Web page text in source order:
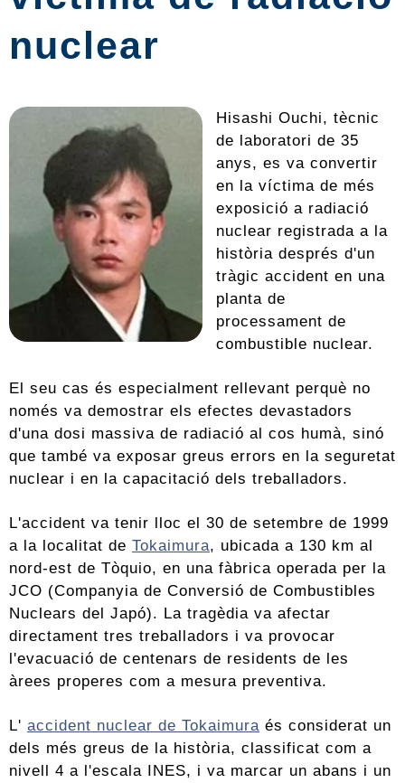
nuclear
Hisashi Ouchi, tècnic
de laboratori de 35
anys, es va convertir
en la víctima de més
exposició a radiació
nuclear registrada a la
història després d'un
tràgic accident en una
planta de
processament de
combustible nuclear.
El seu cas és especialment rellevant perquè no
només va demostrar els efectes devastadors
d'una dosi massiva de radiació al cos humà, sinó
que també va exposar greus errors en la seguretat
nuclear i en la capacitació dels treballadors.
L'accident va tenir lloc el 30 de setembre de 1999
a la localitat de Tokaimura, ubicada a 130 km al
nord-est de Tòquio, en una fàbrica operada per la
JCO (Companyia de Conversió de Combustibles
Nuclears del Japó). La tragèdia va afectar
directament tres treballadors i va provocar
l'evacuació de centenars de residents de les
àrees properes com a mesura preventiva.
L' accident nuclear de Tokaimura és considerat un
dels més greus de la història, classificat com a
nivell 4 a l'escala INES, i va marcar un abans i un